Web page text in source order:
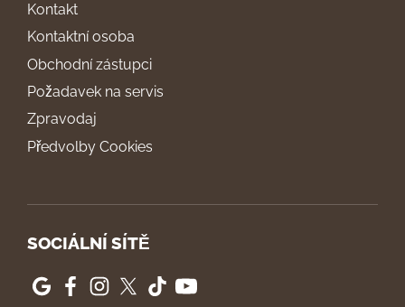
Kontakt
Kontaktní osoba
Obchodní zástupci
Požadavek na servis
Zpravodaj
Předvolby Cookies
SOCIÁLNÍ SÍTĚ